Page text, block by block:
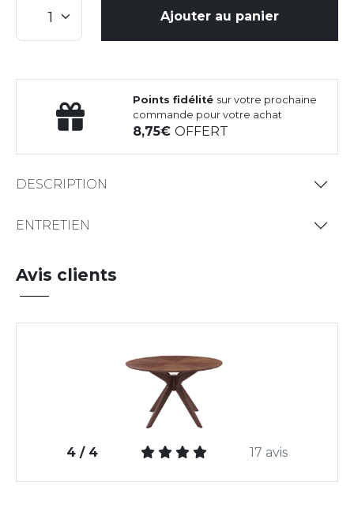
Ajouter au panier
Points fidélité sur votre prochaine
commande pour votre achat
8,75OFFERT
DESCRIPTION
ENTRETIEN
Avis clients
4 / 4 17 avis